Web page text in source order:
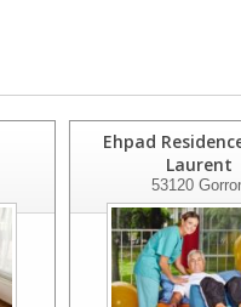
Ehpad
Laurent
53120